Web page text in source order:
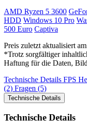
AMD Ryzen 5 3600
HDD Windows 10 Pro
500 Euro Captiva
Preis zuletzt aktualisiert
*Trotz sorgfältiger
Haftung für die Daten,
Technische Details FPS
(2) Fragen (5)
Technische Details
Technische Details